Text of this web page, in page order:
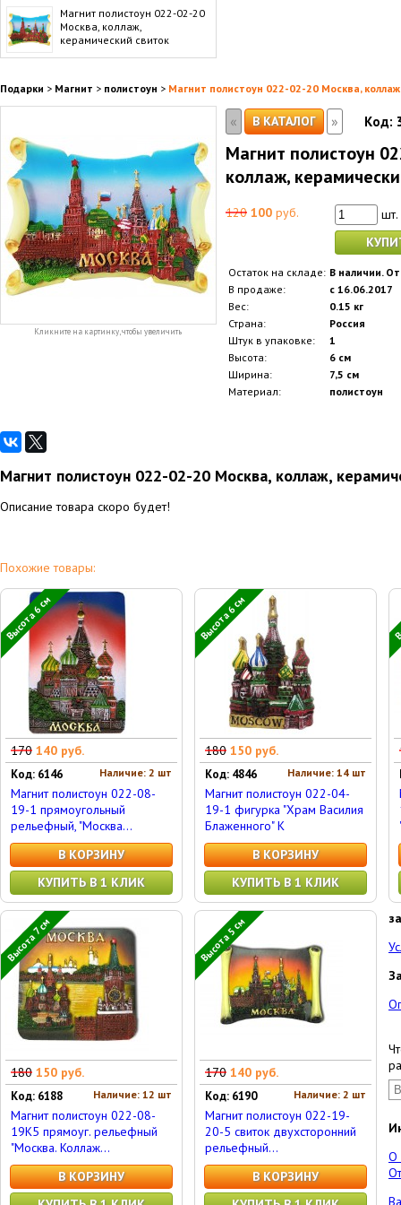
Магнит полистоун 022-02-20
Москва, коллаж,
керамический свиток
Подарки > Магнит > полистоун > Магнит полистоун 022-02-20 Москва,
Кликните на картинку, чтобы увеличить
« В КАТАЛОГ » Код:
Магнит полистоун
коллаж,
120 100 руб.
шт.
Остаток на складе: В наличии.
В продаже:
с 16.06.2017
Вес:
0.15 кг
Страна:
Россия
Штук в упаковке:
1
Высота:
6 см
Ширина:
7,5 см
Материал:
полистоун
Магнит полистоун 022-02-20 Москва, коллаж,
Описание товара скоро будет!
Похожие товары:
Высота 6 см
170 140 руб.
Наличие: 2 шт
Код: 6146
Магнит полистоун 022-08-
19-1 прямоугольный
рельефный, "Москва...
В КОРЗИНУ
КУПИТЬ В 1 КЛИК
Высота 6 см
180 150 руб.
Наличие: 14 шт
Код: 4846
Магнит полистоун 022-04-
19-1 фигурка "Храм Василия
Блаженного" К
В КОРЗИНУ
КУПИТЬ В 1 КЛИК
Высота 7 см
180 150 руб.
Наличие: 12 шт
Код: 6188
Магнит полистоун 022-08-
19K5 прямоуг. рельефный
"Москва. Коллаж...
В КОРЗИНУ
Высота 5 см
170 140 руб.
Наличие: 2 шт
Код: 6190
Магнит полистоун 022-19-
20-5 свиток двухсторонний
рельефный...
В КОРЗИНУ
О